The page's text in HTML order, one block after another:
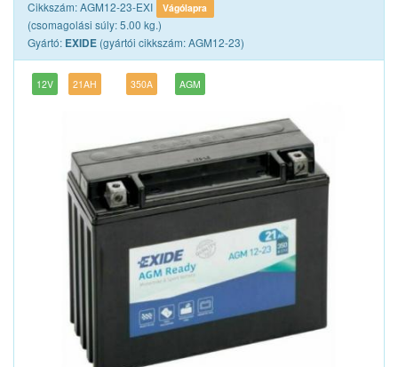
Cikkszám: AGM12-23-EXI Vágólapra
(csomagolási súly: 5.00 kg.)
Gyártó: EXIDE (gyártói cikkszám: AGM12-23)
12V 21AH 350A AGM